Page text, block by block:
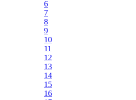
6
7
8
9
10
11
12
13
14
15
16